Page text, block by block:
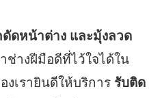
ดหน้าต่าง และมุ้งลวด
างฝีมือดีที่ไว้ใจได้ใน
งเรายินดีให้บริการ รับติด